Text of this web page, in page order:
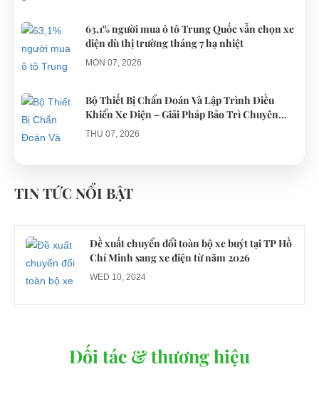
63,1% người mua ô tô Trung Quốc vẫn chọn xe
điện dù thị trường tháng 7 hạ nhiệt
MON 07, 2026
Bộ Thiết Bị Chẩn Đoán Và Lập Trình Điều
Khiển Xe Điện – Giải Pháp Bảo Trì Chuyên
Nghiệp
THU 07, 2026
gổ khi đón du khách ở Quy Nhơn
MON 07, 2026
TIN TỨC NỔI BẬT
Đề xuất chuyển đổi toàn bộ xe buýt tại TP Hồ
Chí Minh sang xe điện từ năm 2026
WED 10, 2024
Đối tác & thương hiệu